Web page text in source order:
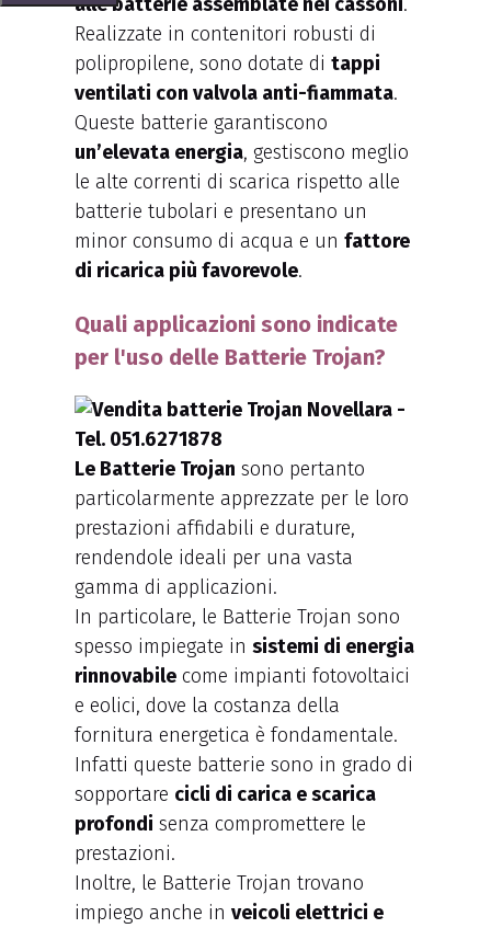
Realizzate in contenitori robusti di
polipropilene, sono dotate di tappi
ventilati con valvola anti-fiammata.
Queste batterie garantiscono
un’elevata energia, gestiscono meglio
le alte correnti di scarica rispetto alle
batterie tubolari e presentano un
minor consumo di acqua e un fattore
di ricarica più favorevole.
Quali applicazioni sono indicate
per l'uso delle Batterie Trojan?
Le Batterie Trojan sono pertanto
particolarmente apprezzate per le loro
prestazioni affidabili e durature,
rendendole ideali per una vasta
gamma di applicazioni.
In particolare, le Batterie Trojan sono
spesso impiegate in sistemi di energia
rinnovabile come impianti fotovoltaici
e eolici, dove la costanza della
fornitura energetica è fondamentale.
Infatti queste batterie sono in grado di
sopportare cicli di carica e scarica
profondi senza compromettere le
prestazioni.
Inoltre, le Batterie Trojan trovano
impiego anche in veicoli elettrici e